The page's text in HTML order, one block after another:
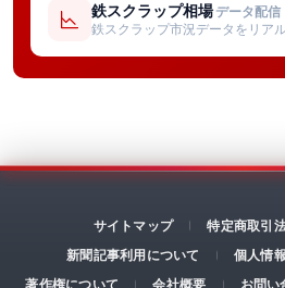
鉄スクラップ相場 データ配信
鉄スクラップ市況データをリア
サイトマップ
特定商取引
新聞記事利用について
個人情
著作権について
会社概要 お問い